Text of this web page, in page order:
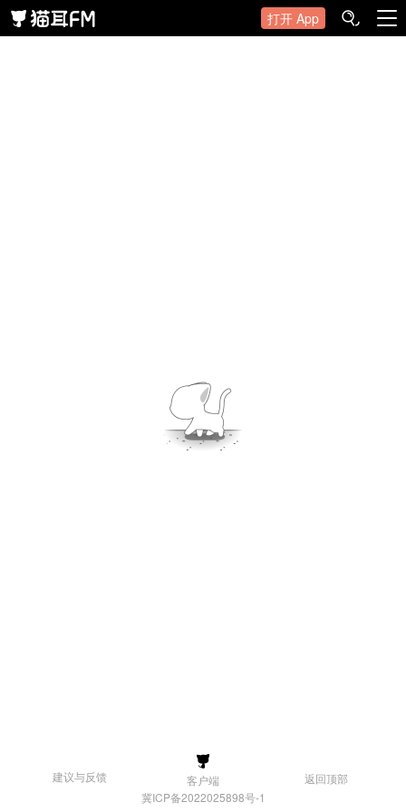
打开 App
建议与反馈 客户端
返回顶部
冀ICP备2022025898号-1